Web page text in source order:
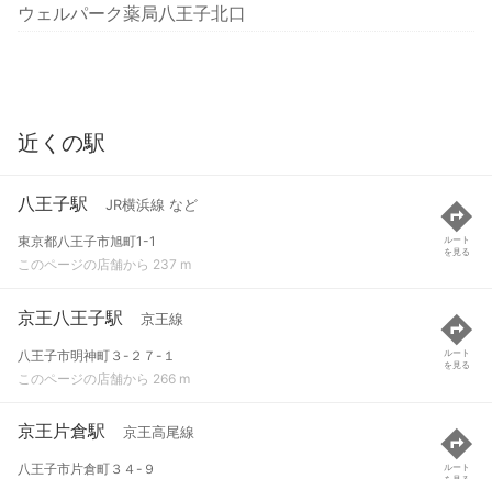
ウェルパーク薬局八王子北口
近くの駅
八王子駅 JR横浜線 など
東京都八王子市旭町1-1
このページの店舗から 237 m
ルート
を見る
京王八王子駅 京王線
八王子市明神町３-２７-１
このページの店舗から 266 m
ルート
を見る
京王片倉駅 京王高尾線
八王子市片倉町３４-９
ルート